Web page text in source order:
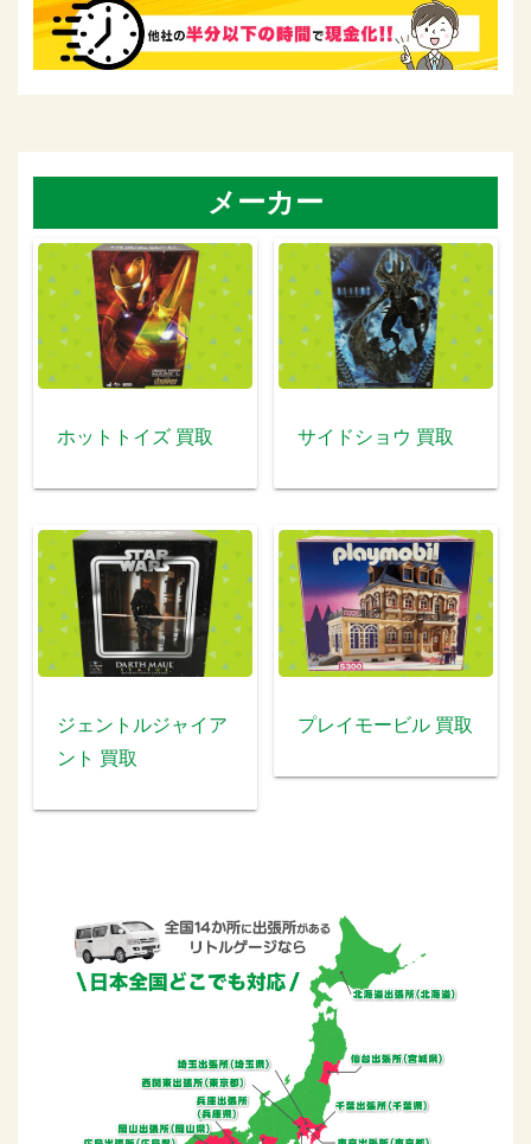
メーカー
ホットトイズ 買取 サイドショウ 買取
ジェントルジャイア
ント 買取
プレイモービル 買取